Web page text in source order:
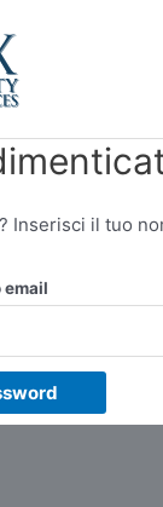
Inserisci il tuo
email